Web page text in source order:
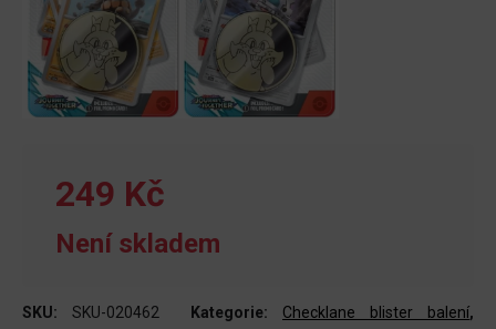
249 Kč
Není skladem
SKU: SKU-020462 Kategorie: Checklane blister balení,